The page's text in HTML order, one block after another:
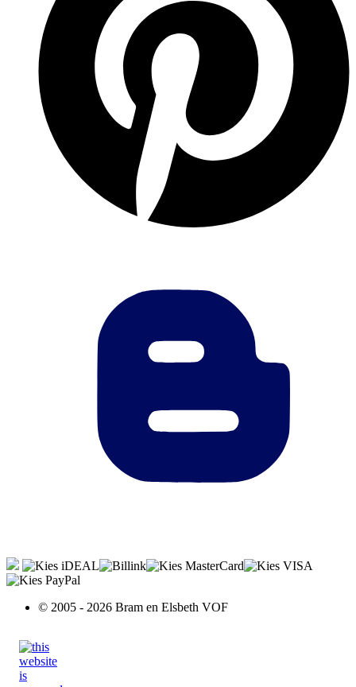
© 2005 - 2026 Bram en Elsbeth VOF